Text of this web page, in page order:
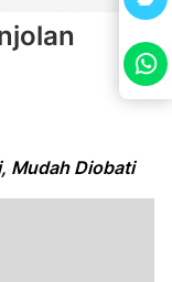
Mudah Diobati